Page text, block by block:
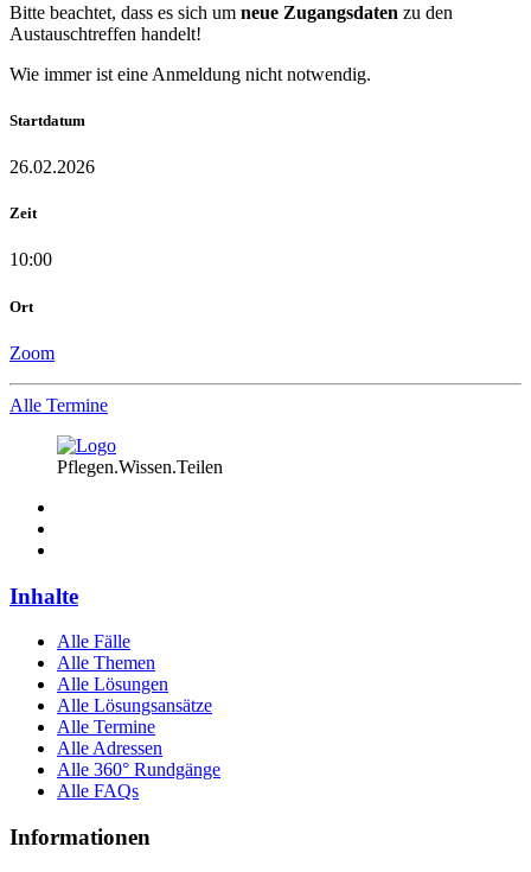
Bitte beachtet, dass es sich um neue Zugangsdaten zu den
Austauschtreffen handelt!
Wie immer ist eine Anmeldung nicht notwendig.
Startdatum
26.02.2026
Zeit
10:00
Ort
Zoom
Alle Termine
Pflegen.Wissen.Teilen
Inhalte
Alle Fälle
Alle Themen
Alle Lösungen
Alle Lösungsansätze
Alle Termine
Alle Adressen
Alle 360° Rundgänge
Alle FAQs
Informationen